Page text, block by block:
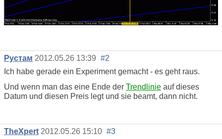
Рустам 2012.05.26 13:39 #2
Ich habe gerade ein Experiment gemacht - es geht raus.
Und wenn man das eine Ende der Trendlinie auf dieses
Datum und diesen Preis legt und sie beamt, dann nicht.
TheXpert 2012.05.26 15:10 #3